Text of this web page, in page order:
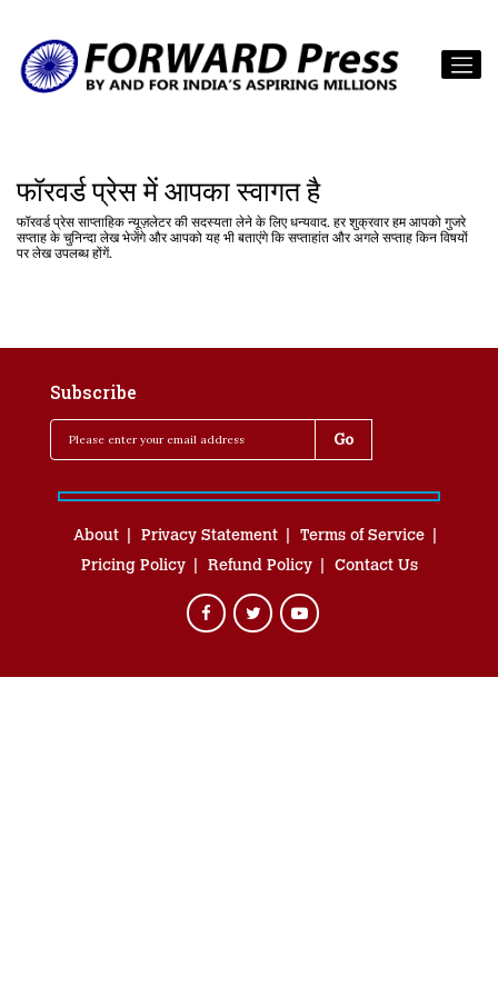
फॉरवर्ड प्रेस में आपका स्वागत है
फॉरवर्ड प्रेस साप्ताहिक न्यूज़लेटर की सदस्यता लेने के लिए धन्यवाद. हर शुक्रवार हम आपको गुजरे
सप्ताह के चुनिन्दा लेख भेजेंगे और आपको यह भी बताएंगे कि सप्ताहांत और अगले सप्ताह किन विषयों
पर लेख उपलब्ध होंगें.
Subscribe
About Privacy Statement
Terms of Service
Pricing Policy
Refund Policy Contact Us